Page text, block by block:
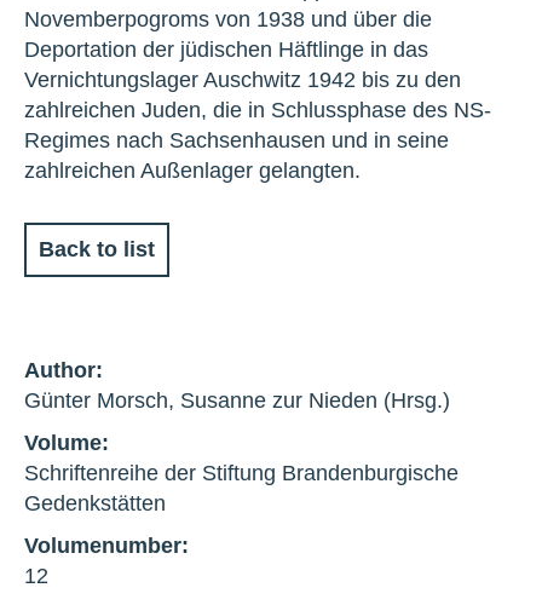
Novemberpogroms von 1938 und über die
Deportation der jüdischen Häftlinge in das
Vernichtungslager Auschwitz 1942 bis zu den
zahlreichen Juden, die in Schlussphase des NS-
Regimes nach Sachsenhausen und in seine
zahlreichen Außenlager gelangten.
Back to list
Author:
Günter Morsch, Susanne zur Nieden (Hrsg.)
Volume:
Schriftenreihe der Stiftung Brandenburgische
Gedenkstätten
Volumenumber:
12